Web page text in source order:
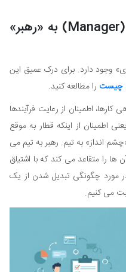
۶.۳. قدم بعدی: از «مدیر» (Manager) به «رهبر»
وجود دارد. برای درک عمیق این
چیست را مطالعه کنید.
اطمینان از رعایت فرآیندها
اطمینان از اینکه قطار به موقع
انداز» به تیم. رهبر به تیم می
را متقاعد می کند که با اشتیاق
مورد چگونگی تبدیل شدن از یک
می کنیم.